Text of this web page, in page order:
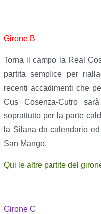
Girone B
Torna il campo la Real
partita semplice per
recenti accadimenti che
Cus Cosenza-Cutro
soprattutto per la parte
la Silana da calendario
San Mango.
Qui le altre partite del
Girone C